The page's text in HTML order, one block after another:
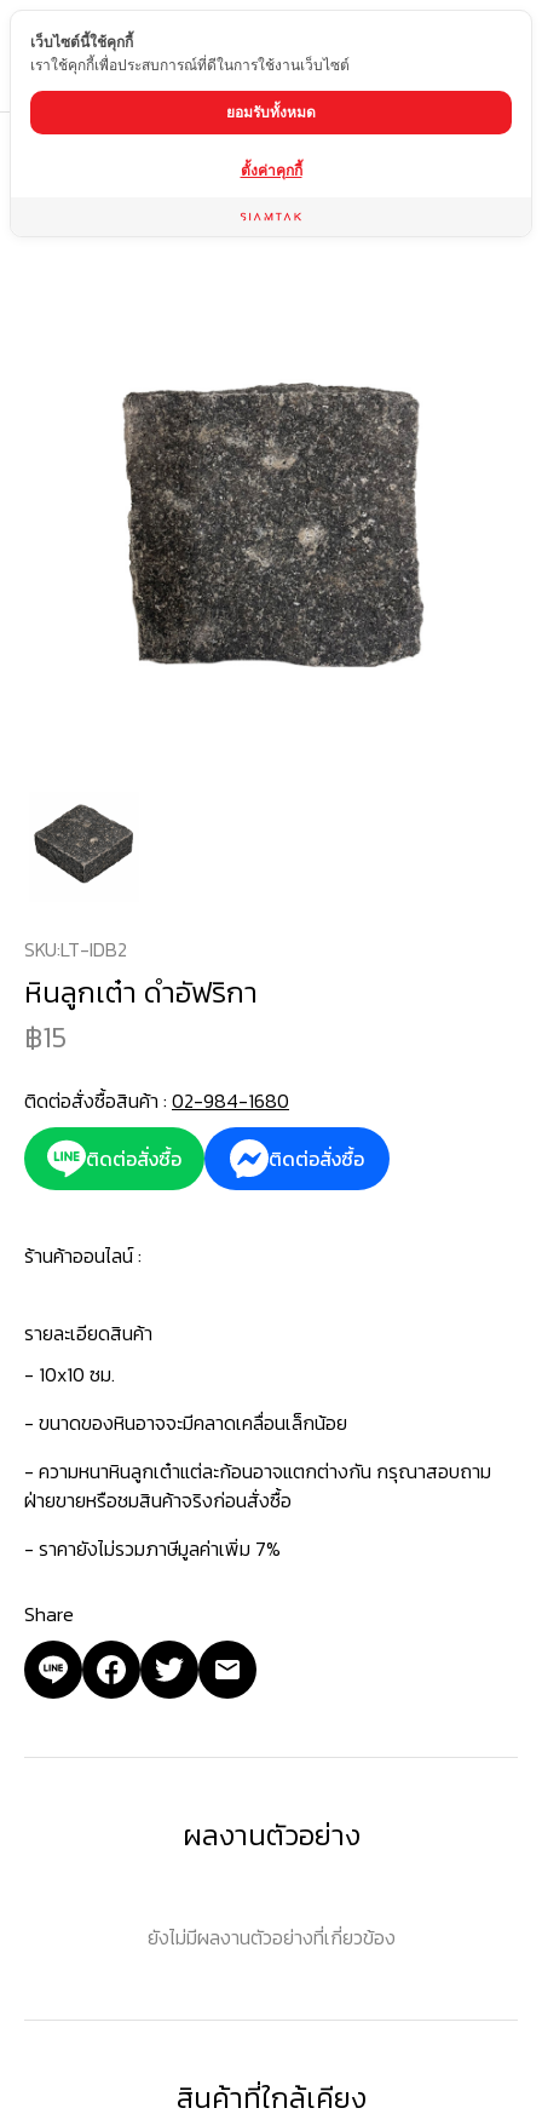
TH
หินลูกเต๋า หินลูกเต๋า ดำอัฟริกา
SKU:LT-IDB2
หินลูกเต๋า ดำอัฟริกา
15
ติดต่อสั่งซื้อสินค้า : 02-984-1680
ติดต่อสั่งซื้อ
ติดต่อสั่งซื้อ
ร้านค้าออนไลน์ :
รายละเอียดสินค้า
- 10x10 ซม.
- ขนาดของหินอาจจะมีคลาดเคลื่อนเล็กน้อย
- ความหนาหินลูกเต๋าแต่ละก้อนอาจแตกต่างกัน กรุณาสอบถาม
ฝ่ายขายหรือชมสินค้าจริงก่อนสั่งซื้อ
- ราคายังไม่รวมภาษีมูลค่าเพิ่ม 7%
Share
ผลงานตัวอย่าง
ยังไม่มีผลงานตัวอย่างที่เกี่ยวข้อง
สินค้าที่ใกล้เคียง
เว็บไซต์นี้ใช้คุกกี้
เราใช้คุกกี้เพื่อประสบการณ์ที่ดีในการใช้งานเว็บไซต์
ยอมรับทั้งหมด
ตั้งค่าคุกกี้